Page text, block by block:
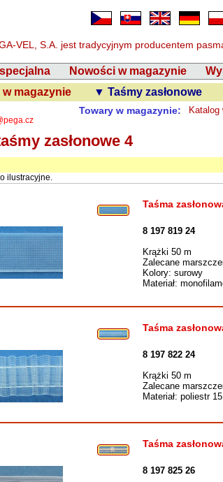
VEL, S.A. jest tradycyjnym producentem
Nowości w magazynie
magazynie ▼ Taśmy zasłonowe
Katalog
Towary w magazynie:
zasłonowe 4
ilustracyjne.
Taśma
8 197 819 24
Krążki 50 m
Zalecane
Kolory: surowy
Materiał:
Taśma
8 197 822 24
Krążki 50 m
Zalecane
Materiał: poliestr
Taśma
8 197 825 26